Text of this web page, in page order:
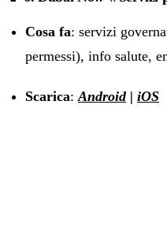
Cosa fa: servizi
permessi), info salute,
Scarica:Android | iOS